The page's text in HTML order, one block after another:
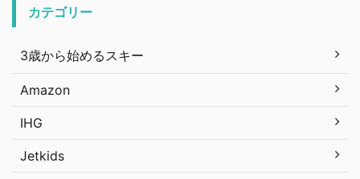
カテゴリー
3歳から始めるスキー
Amazon
IHG
Jetkids